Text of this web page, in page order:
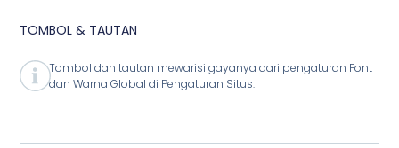
TOMBOL & TAUTAN
Tombol dan tautan mewarisi gayanya dari pengaturan Font
dan Warna Global di Pengaturan Situs.